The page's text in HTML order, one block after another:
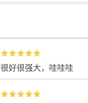
很好很强大，哇哇哇